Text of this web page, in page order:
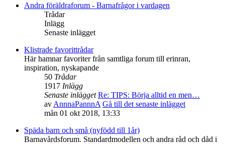
Andra föräldraforum - Barnafrågor i vardagen
Trådar
Inlägg
Senaste inlägget
Klistrade favorittrådar
Här hamnar favoriter från samtliga forum till erinran,
inspiration, nyskapande
50 Trådar
1917 Inlägg
Senaste inlägget Re: TIPS: Börja alltid en men…
avAnnnaPannnA Gå till det senaste inlägget
mån 01 okt 2018, 13:33
Späda barn och små (nyfödd till 1år)
Barnavårdsforum. Standardmodellen och andra råd och dåd i